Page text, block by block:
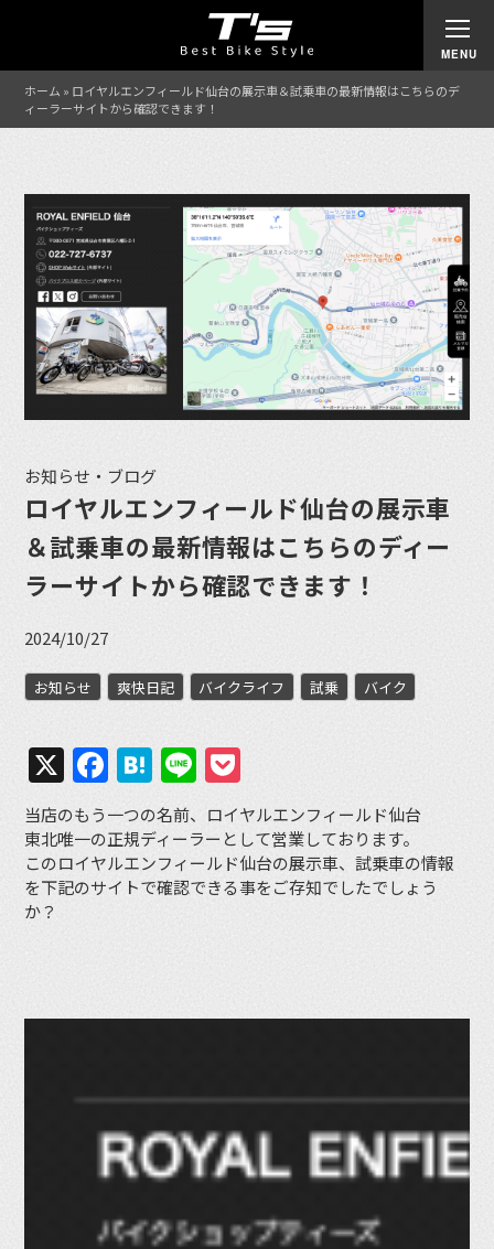
ホーム » ロイヤルエンフィールド仙台の展示車＆試乗車の最新情報はこちらのデ
ィーラーサイトから確認できます！
お知らせ・ブログ
ロイヤルエンフィールド仙台の展示車
＆試乗車の最新情報はこちらのディー
ラーサイトから確認できます！
2024/10/27
お知らせ 爽快日記 バイクライフ 試乗 バイク
X Facebook
Hatena
Line
当店のもう一つの名前、ロイヤルエンフィールド仙台
東北唯一の正規ディーラーとして営業しております。
このロイヤルエンフィールド仙台の展示車、試乗車の情報
を下記のサイトで確認できる事をご存知でしたでしょう
か？